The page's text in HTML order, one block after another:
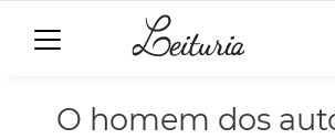
O homem dos